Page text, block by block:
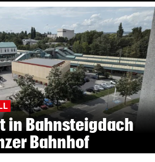
in Bahnsteigdach
Bahnhof